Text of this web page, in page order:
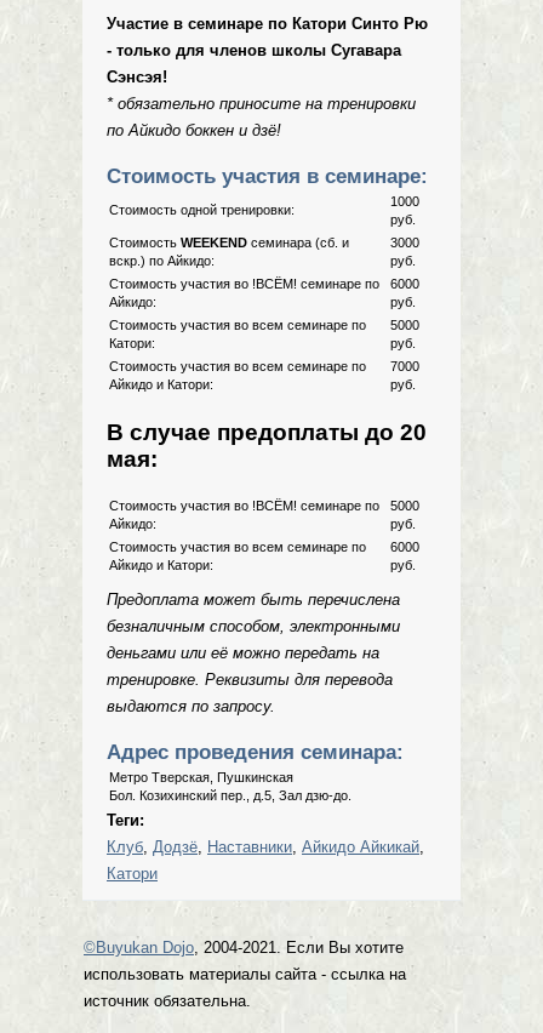
Участие в семинаре по Катори Синто Рю
- только для членов школы Сугавара
Сэнсэя!
* обязательно приносите на тренировки
по Айкидо боккен и дзё!
Стоимость участия в семинаре:
Стоимость одной тренировки:
1000
руб.
Стоимость WEEKEND семинара (сб. и
вскр.) по Айкидо:
3000
руб.
Стоимость участия во !ВСЁМ! семинаре по
Айкидо:
6000
руб.
Стоимость участия во всем семинаре по
Катори:
5000
руб.
Стоимость участия во всем семинаре по
Айкидо и Катори:
7000
руб.
В случае предоплаты до 20
мая:
Стоимость участия во !ВСЁМ! семинаре по
Айкидо:
5000
руб.
Стоимость участия во всем семинаре по
Айкидо и Катори:
6000
руб.
Предоплата может быть перечислена
безналичным способом, электронными
деньгами или её можно передать на
тренировке. Реквизиты для перевода
выдаются по запросу.
Адрес проведения семинара:
Метро Тверская, Пушкинская
Бол. Козихинский пер., д.5, Зал дзю-до.
Теги:
Клуб, Додзё, Наставники, Айкидо Айкикай,
Катори
©Buyukan Dojo, 2004-2021. Если Вы хотите
использовать материалы сайта - ссылка на
источник обязательна.